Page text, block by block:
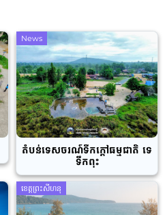
News
តំបន់ទេសចរណ៍ទឹកក្តៅធម្មជាតិ ទេ
ទឹកពុះ
ខេត្តព្រះសីហនុ